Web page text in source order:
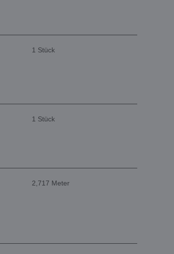
1 Stück
1 Stück
2,717 Meter